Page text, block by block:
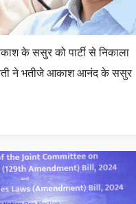
के ससुर को पार्टी से निकाला
ने भतीजे आकाश आनंद के ससुर